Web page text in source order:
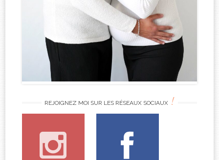
REJOIGNEZ MOI SUR LES RÉSEAUX SOCIAUX !